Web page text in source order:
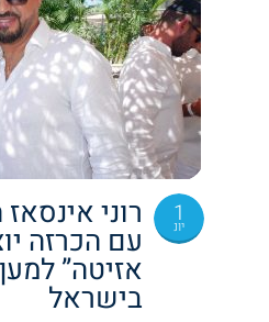
1
יונ רוני
עם הכרזה
אזיטה”
בישראל